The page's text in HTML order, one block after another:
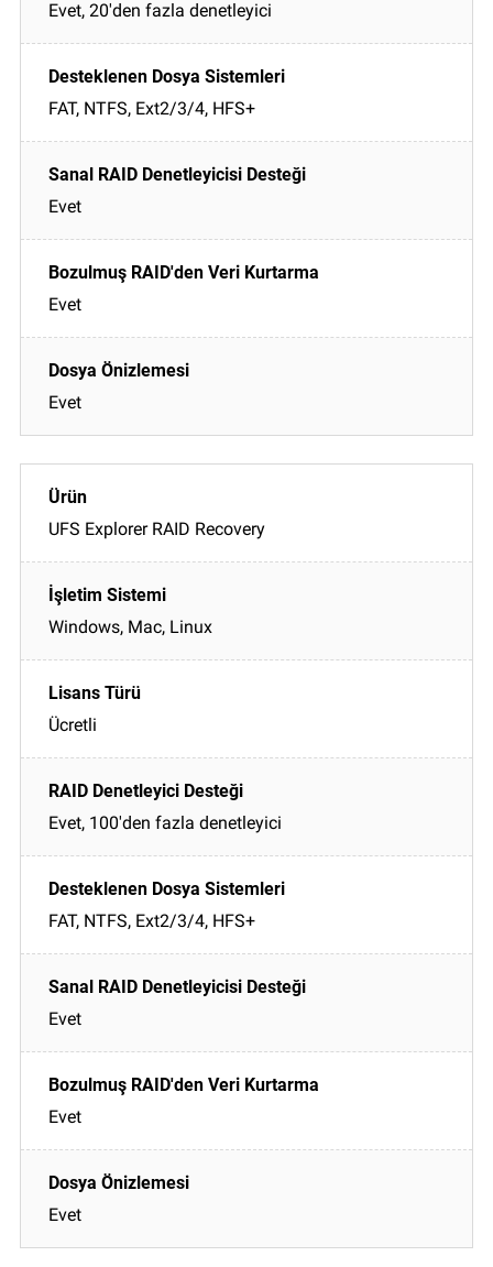
Evet, 20'den fazla denetleyici
FAT, NTFS, Ext2/3/4, HFS+
Evet
Evet
Evet
UFS Explorer RAID Recovery
Windows, Mac, Linux
Ücretli
Evet, 100'den fazla denetleyici
FAT, NTFS, Ext2/3/4, HFS+
Evet
Evet
Evet